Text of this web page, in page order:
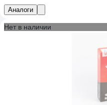
Аналоги
Нет в наличии